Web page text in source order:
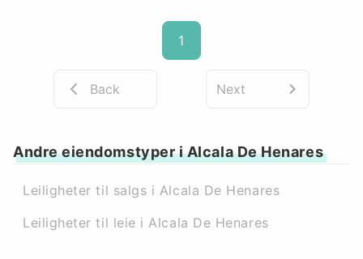
1
Back Next
Andre eiendomstyper i Alcala De Henares
Leiligheter til salgs i Alcala De Henares
Leiligheter til leie i Alcala De Henares